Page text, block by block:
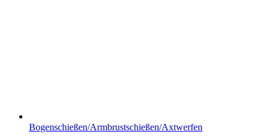
Bogenschießen/Armbrustschießen/Axtwerfen